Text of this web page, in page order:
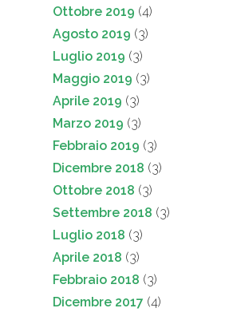
Ottobre 2019 (4)
Agosto 2019 (3)
Luglio 2019 (3)
Maggio 2019 (3)
Aprile 2019 (3)
Marzo 2019 (3)
Febbraio 2019 (3)
Dicembre 2018 (3)
Ottobre 2018 (3)
Settembre 2018 (3)
Luglio 2018 (3)
Aprile 2018 (3)
Febbraio 2018 (3)
Dicembre 2017 (4)